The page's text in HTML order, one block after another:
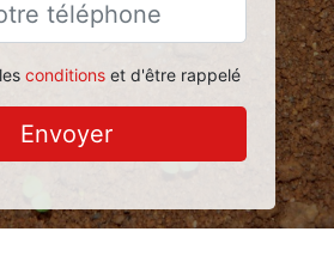
conditionset d'être rappelé
Envoyer